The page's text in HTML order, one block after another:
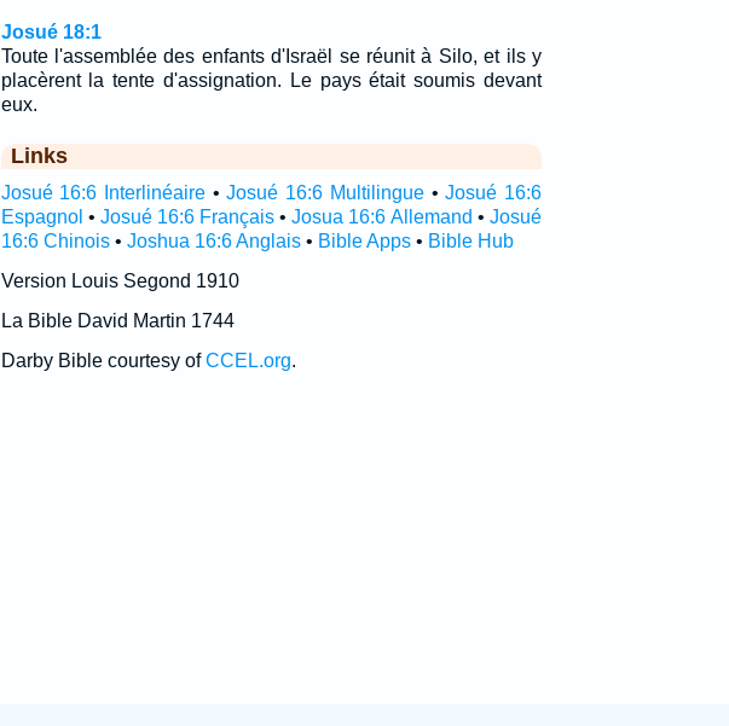
Josué 18:1
Toute l'assemblée des enfants d'Israël se réunit à Silo, et ils y
placèrent la tente d'assignation. Le pays était soumis devant
eux.
Links
Josué 16:6 Interlinéaire•Josué 16:6 Multilingue•Josué 16:6
Espagnol • Josué 16:6 Français •Josua 16:6 Allemand • Josué
16:6 Chinois• Joshua 16:6 Anglais• Bible Apps• Bible Hub
Version Louis Segond 1910
La Bible David Martin 1744
Darby Bible courtesy ofCCEL.org.